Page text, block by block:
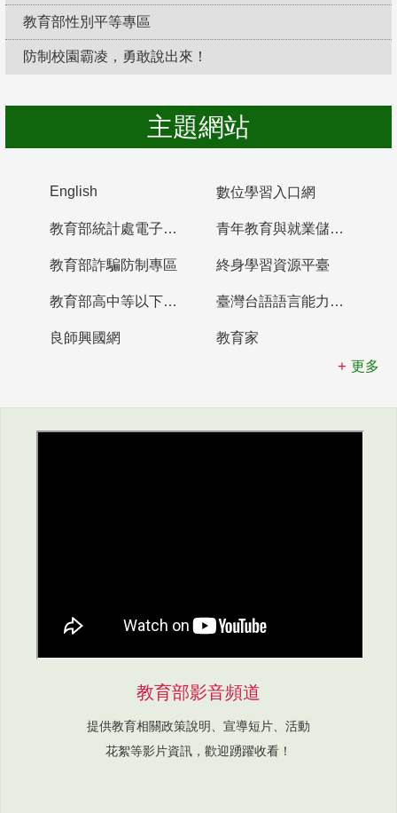
教育部性別平等專區
防制校園霸凌，勇敢說出來！
主題網站
English 數位學習入口網
教育部統計處電子書櫃 青年教育與就業儲蓄帳戶
教育部詐騙防制專區 終身學習資源平臺
教育部高中等以下學校及幼兒園教師資格檢定考試 臺灣台語語言能力認證網站
良師興國網
教育家
更多
教育部影音頻道
提供教育相關政策說明、宣導短片、活動
花絮等影片資訊，歡迎踴躍收看！